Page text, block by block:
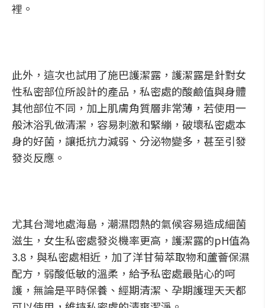
裡。
此外，這次也試用了施巴護潔露，護潔露是針對女
性私密部位所設計的產品，私密處的酸鹼值與身體
其他部位不同，加上肌膚角質層非常薄，若使用一
般沐浴乳做清潔，容易刺激和緊繃，破壞私密處本
身的好菌，讓抵抗力減弱、分泌物變多，甚至引發
發炎反應。
尤其台灣地處海島，潮濕悶熱的氣候容易造成細菌
滋生，女生私密處發炎機率更高，護潔露的pH值為
3.8，與私密處相近，加了洋甘菊萃取物和蘆薈保濕
配方，弱酸低敏的溫柔，給予私密處最貼心的呵
護，無論是平時保養、經期清潔、孕期護理天天都